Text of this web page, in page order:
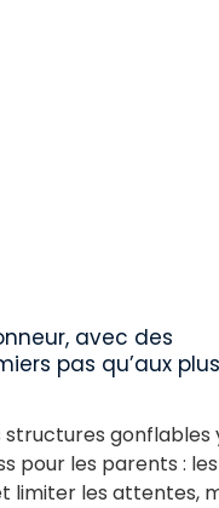
avec des
pas qu’aux plus
structures gonflables
pour les parents : les
limiter les attentes,